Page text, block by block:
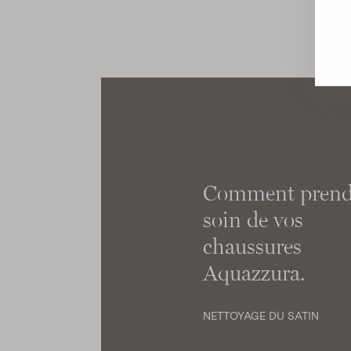
Comment
soin de vos
chaussures
Aquazzura.
NETTOYAGE DU SATIN